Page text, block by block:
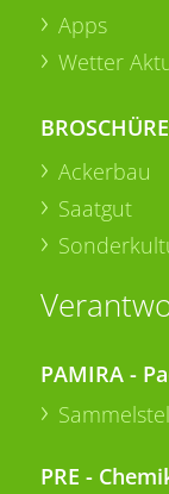
Apps
Wetter
Ackerbau
Saatgut
PAMIRA -
PRE -